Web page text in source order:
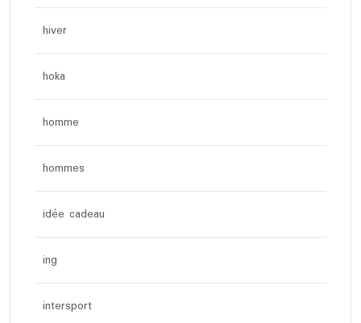
hiver
hoka
homme
hommes
idée cadeau
ing
intersport